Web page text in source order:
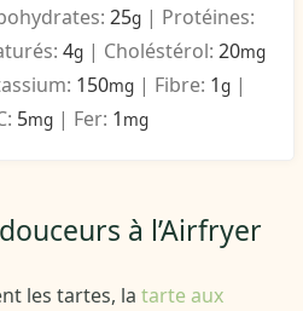
25g | Protéines:
4g | Choléstérol: 20mg
150mg | Fibre: 1g |
5mg | Fer: 1 mg
à l’Airfryer
les tartes, la tarte aux